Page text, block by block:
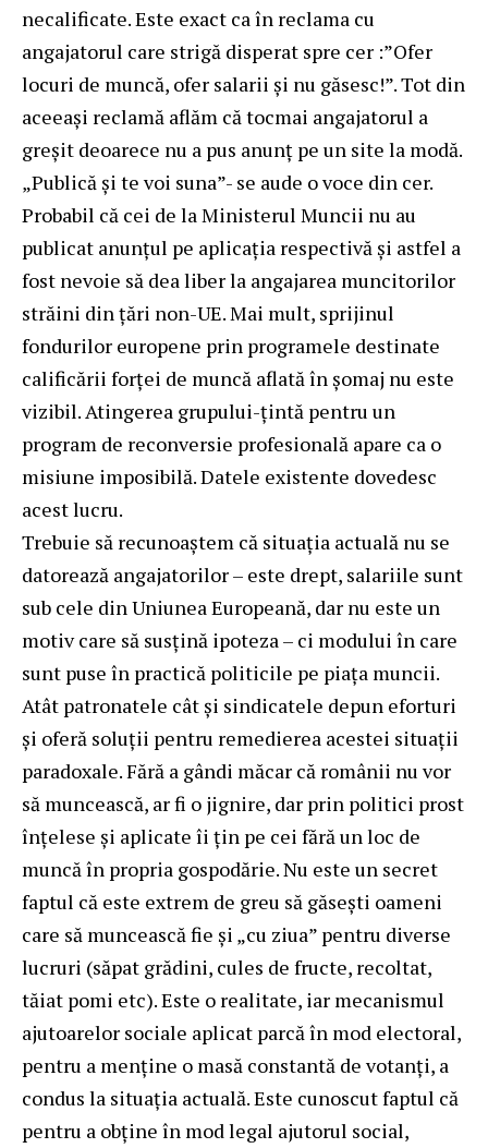
necalificate. Este exact ca în reclama cu
angajatorul care strigă disperat spre cer :”Ofer
locuri de muncă, ofer salarii și nu găsesc!”. Tot din
aceeași reclamă aflăm că tocmai angajatorul a
greșit deoarece nu a pus anunț pe un site la modă.
„Publică și te voi suna”- se aude o voce din cer.
Probabil că cei de la Ministerul Muncii nu au
publicat anunțul pe aplicația respectivă și astfel a
fost nevoie să dea liber la angajarea muncitorilor
străini din țări non-UE. Mai mult, sprijinul
fondurilor europene prin programele destinate
calificării forței de muncă aflată în șomaj nu este
vizibil. Atingerea grupului-țintă pentru un
program de reconversie profesională apare ca o
misiune imposibilă. Datele existente dovedesc
acest lucru.
Trebuie să recunoaștem că situația actuală nu se
datorează angajatorilor – este drept, salariile sunt
sub cele din Uniunea Europeană, dar nu este un
motiv care să susțină ipoteza – ci modului în care
sunt puse în practică politicile pe piața muncii.
Atât patronatele cât și sindicatele depun eforturi
și oferă soluții pentru remedierea acestei situații
paradoxale. Fără a gândi măcar că românii nu vor
să muncească, ar fi o jignire, dar prin politici prost
înțelese și aplicate îi țin pe cei fără un loc de
muncă în propria gospodărie. Nu este un secret
faptul că este extrem de greu să găsești oameni
care să muncească fie și „cu ziua” pentru diverse
lucruri (săpat grădini, cules de fructe, recoltat,
tăiat pomi etc). Este o realitate, iar mecanismul
ajutoarelor sociale aplicat parcă în mod electoral,
pentru a menține o masă constantă de votanți, a
condus la situația actuală. Este cunoscut faptul că
pentru a obține în mod legal ajutorul social,